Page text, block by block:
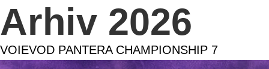
Arhiv 2026
VOIEVOD PANTERA CHAMPIONSHIP 7